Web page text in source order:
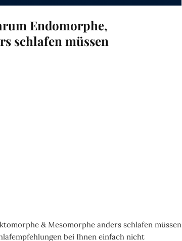
Endomorphe,
schlafen müssen
& Mesomorphe anders schlafen müssen
bei Ihnen einfach nicht